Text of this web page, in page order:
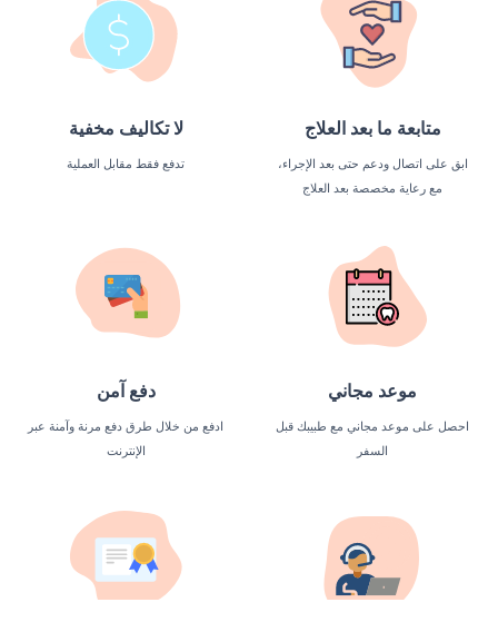
لا تكاليف مخفية
تدفع فقط مقابل العملية
متابعة ما بعد العلاج
ابق على اتصال ودعم حتى بعد الإجراء،
مع رعاية مخصصة بعد العلاج
دفع آمن
ادفع من خلال طرق دفع مرنة وآمنة عبر
الإنترنت
موعد مجاني
احصل على موعد مجاني مع طبيبك قبل
السفر